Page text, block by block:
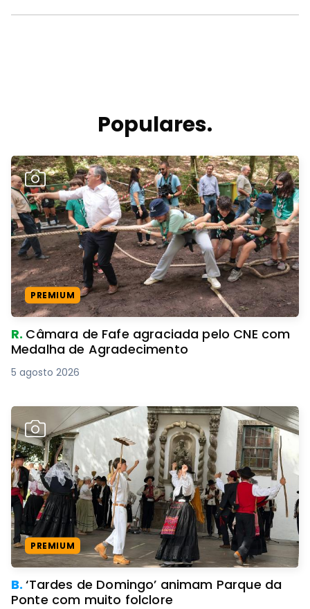
Populares.
PREMIUM
R. Câmara de Fafe agraciada pelo CNE com
Medalha de Agradecimento
5 agosto 2026
PREMIUM
B.‘Tardes de Domingo’ animam Parque da
Ponte com muito folclore